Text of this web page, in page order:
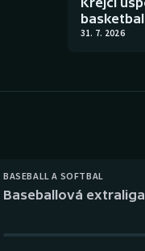
31. 7. 2026
BASEBALL A SOFTBAL
Baseballová